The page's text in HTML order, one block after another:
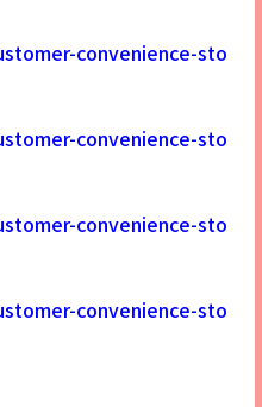
convenience-sto
convenience-sto
convenience-sto
convenience-sto